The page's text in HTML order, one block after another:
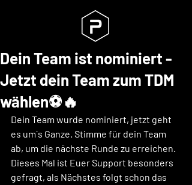
Dein Team ist nominiert -
Jetzt dein Team zum TDM
wählen⚽🔥
Dein Team wurde nominiert, jetzt geht
es um´s Ganze. Stimme für dein Team
ab, um die nächste Runde zu erreichen.
Dieses Mal ist Euer Support besonders
gefragt, als Nächstes folgt schon das